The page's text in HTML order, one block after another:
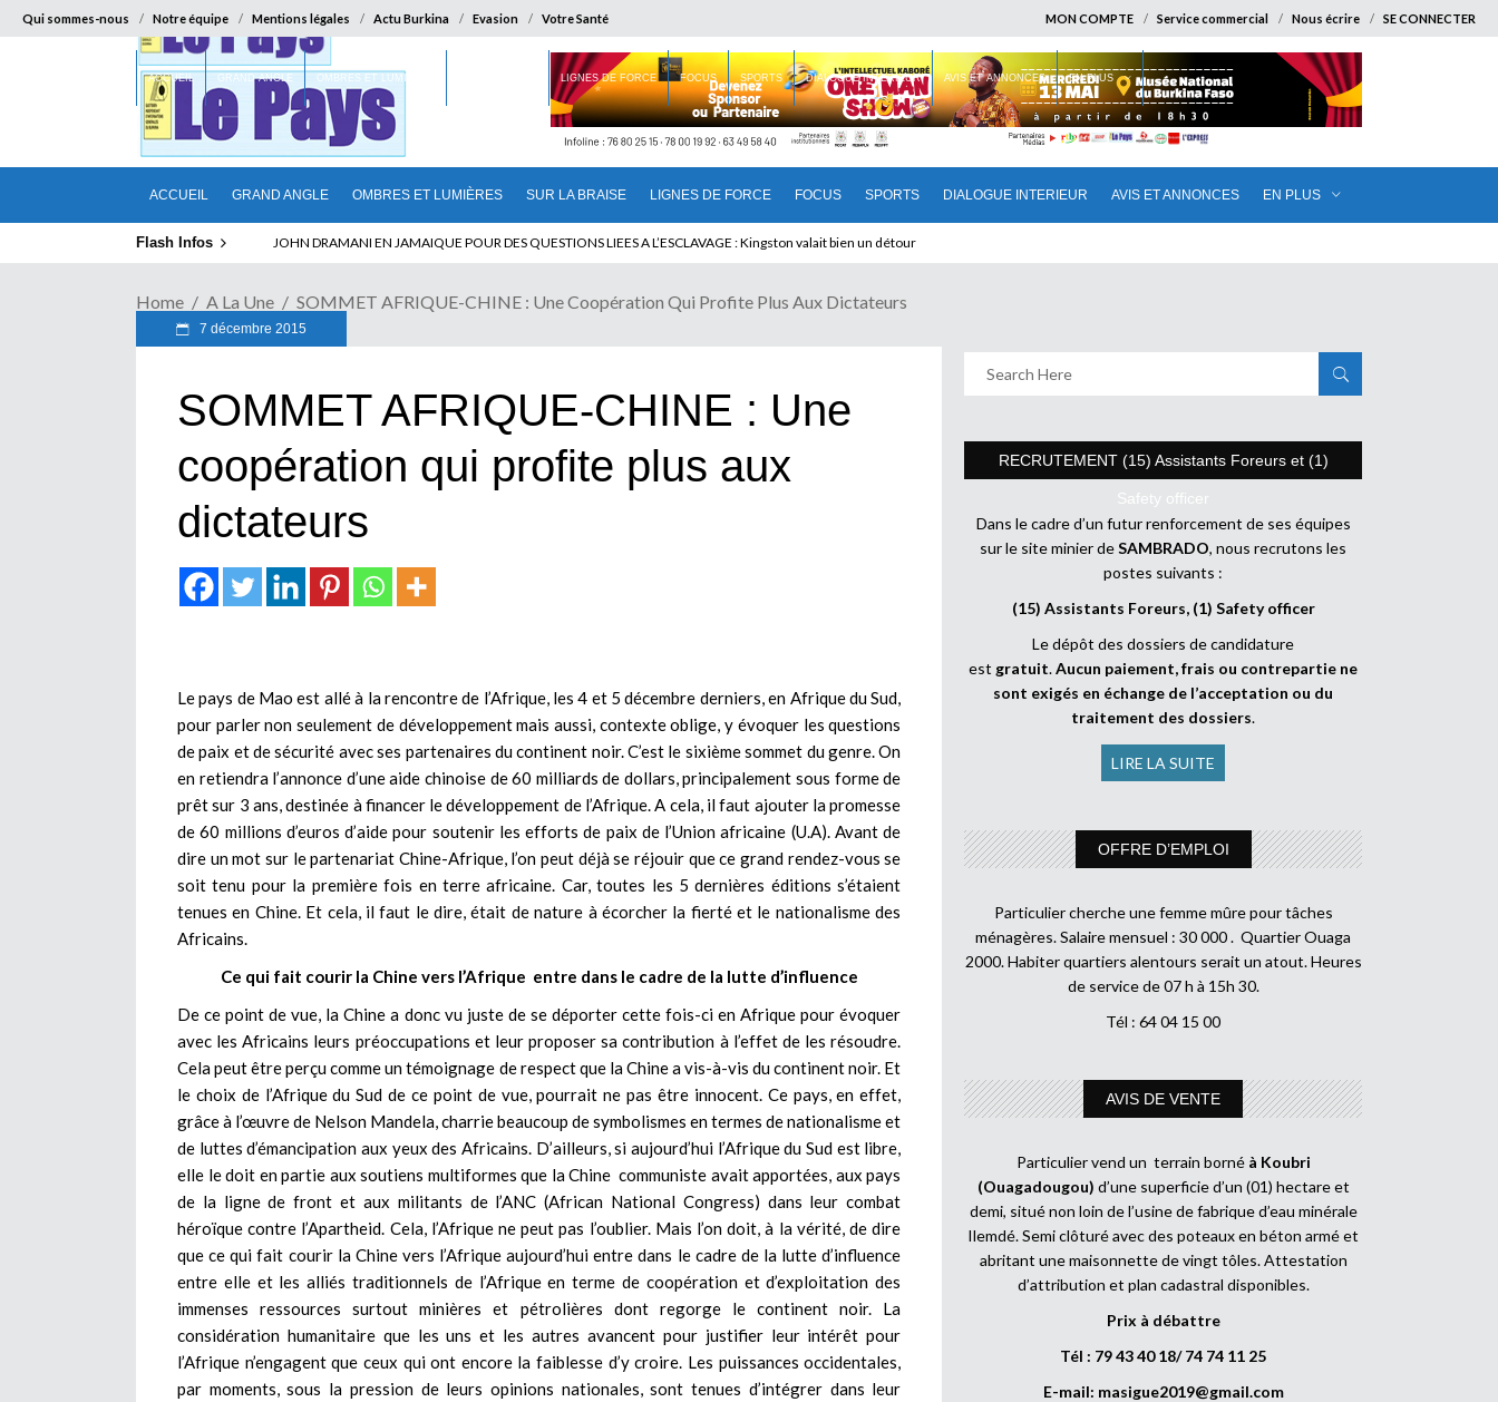
Qui sommes-nous Notre équipe Mentions légales Actu Burkina Evasion Votre Santé MON COMPTE Service commercial Nous écrire SE CONNECTER
ACCUEIL GRAND ANGLE OMBRES ET LUMIÈRES SUR LA BRAISE LIGNES DE FORCE FOCUS SPORTS DIALOGUE INTERIEUR AVIS ET ANNONCES EN PLUS
ACCUEIL GRAND ANGLE OMBRES ET LUMIÈRES LIGNES DE FORCE FOCUS SPORTS DIALOGUE INTERIEUR AVIS ET ANNONCES EN PLUS
Flash Infos ELECTION DE TALON A LA TETE DU SENAT BENINOIS : Quand Patrice quitte le pouvoir sans partir !
Home A La Une SOMMET AFRIQUE-CHINE : Une Coopération Qui Profite Plus Aux Dictateurs
7 décembre 2015
SOMMET AFRIQUE-CHINE : Une
coopération qui profite plus aux
dictateurs
Le pays de Mao est allé à la rencontre de l’Afrique, les 4 et 5 décembre derniers, en Afrique du Sud,
pour parler non seulement de développement mais aussi, contexte oblige, y évoquer les questions
de paix et de sécurité avec ses partenaires du continent noir. C’est le sixième sommet du genre. On
en retiendra l’annonce d’une aide chinoise de 60 milliards de dollars, principalement sous forme de
prêt sur 3 ans, destinée à financer le développement de l’Afrique. A cela, il faut ajouter la promesse
de 60 millions d’euros d’aide pour soutenir les efforts de paix de l’Union africaine (U.A). Avant de
dire un mot sur le partenariat Chine-Afrique, l’on peut déjà se réjouir que ce grand rendez-vous se
soit tenu pour la première fois en terre africaine. Car, toutes les 5 dernières éditions s’étaient
tenues en Chine. Et cela, il faut le dire, était de nature à écorcher la fierté et le nationalisme des
Africains.
Ce qui fait courir la Chine vers l’Afrique entre dans le cadre de la lutte d’influence
De ce point de vue, la Chine a donc vu juste de se déporter cette fois-ci en Afrique pour évoquer
avec les Africains leurs préoccupations et leur proposer sa contribution à l’effet de les résoudre.
Cela peut être perçu comme un témoignage de respect que la Chine a vis-à-vis du continent noir. Et
le choix de l’Afrique du Sud de ce point de vue, pourrait ne pas être innocent. Ce pays, en effet,
grâce à l’œuvre de Nelson Mandela, charrie beaucoup de symbolismes en termes de nationalisme et
de luttes d’émancipation aux yeux des Africains. D’ailleurs, si aujourd’hui l’Afrique du Sud est libre,
elle le doit en partie aux soutiens multiformes que la Chine communiste avait apportées, aux pays
de la ligne de front et aux militants de l’ANC (African National Congress) dans leur combat
héroïque contre l’Apartheid. Cela, l’Afrique ne peut pas l’oublier. Mais l’on doit, à la vérité, de dire
que ce qui fait courir la Chine vers l’Afrique aujourd’hui entre dans le cadre de la lutte d’influence
entre elle et les alliés traditionnels de l’Afrique en terme de coopération et d’exploitation des
immenses ressources surtout minières et pétrolières dont regorge le continent noir. La
considération humanitaire que les uns et les autres avancent pour justifier leur intérêt pour
l’Afrique n’engagent que ceux qui ont encore la faiblesse d’y croire. Les puissances occidentales,
par moments, sous la pression de leurs opinions nationales, sont tenues d’intégrer dans leur
RECRUTEMENT (15) Assistants Foreurs et (1)
Safety officer
Dans le cadre d’un futur renforcement de ses équipes
sur le site minier deSAMBRADO, nous recrutons les
postes suivants :
(15) Assistants Foreurs, (1) Safety officer
Le dépôt des dossiers de candidature
est gratuit.Aucun paiement, frais ou contrepartie ne
sont exigés en échange de l’acceptation ou du
traitement des dossiers.
LIRE LA SUITE
OFFRE D’EMPLOI
Particulier cherche une femme mûre pour tâches
ménagères. Salaire mensuel : 30 000 . Quartier Ouaga
2000. Habiter quartiers alentours serait un atout. Heures
de service de 07 h à 15h 30.
Tél : 64 04 15 00
AVIS DE VENTE
Particulier vend un terrain borné à Koubri
(Ouagadougou) d’une superficie d’un (01) hectare et
demi, situé non loin de l’usine de fabrique d’eau minérale
Ilemdé. Semi clôturé avec des poteaux en béton armé et
abritant une maisonnette de vingt tôles. Attestation
d’attribution et plan cadastral disponibles.
Prix à débattre
Tél : 79 43 40 18/ 74 74 11 25
E-mail: masigue2019@gmail.com